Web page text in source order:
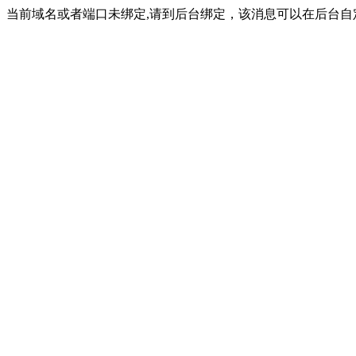
当前域名或者端口未绑定,请到后台绑定，该消息可以在后台自